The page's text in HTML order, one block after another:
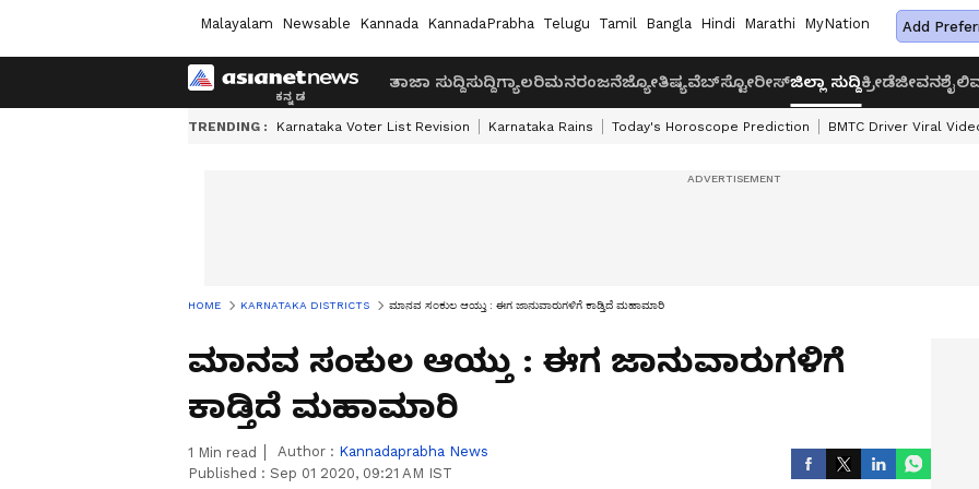
Malayalam Newsable Kannada KannadaPrabha Telugu Tamil Bangla Hindi Marathi MyNation Add
ತಾಜಾ ಸುದ್ದಿಸುದ್ದಿಗ್ಯಾಲರಿಮನರಂಜನೆಜ್ಯೋತಿಷ್ಯವೆಬ್‌ಸ್ಟೋರೀಸ್ಜಿಲ್ಲಾ ಸುದ್ದಿಕ್ರೀಡೆಜೀವನಶೈಲಿ
TRENDING : Karnataka Voter List Revision Karnataka Rains Today's Horoscope Prediction BMTC Driver Viral
HOME KARNATAKA DISTRICTS ಮಾನವ ಸಂಕುಲ ಆಯ್ತು : ಈಗ ಜಾನುವಾರುಗಳಿಗೆ ಕಾಡ್ತಿದೆ ಮಹಾಮಾರಿ
ಮಾನವ ಸಂಕುಲ ಆಯ್ತು : ಈಗ ಜಾನುವಾರುಗಳಿಗೆ
ಕಾಡ್ತಿದೆ ಮಹಾಮಾರಿ
1 Min read Author : Kannadaprabha News
Published : Sep 01 2020, 09:21 AM IST